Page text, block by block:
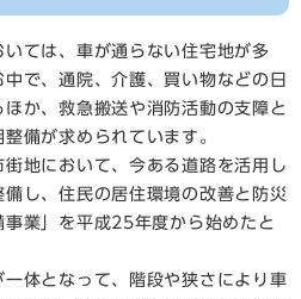
ては、車が通らない住宅地が多
で、通院、介護、買い物などの日
か、救急搬送や消防活動の支障と
備が求められています。
地において、今ある道路を活用し
し、住民の居住環境の改善と防災
業」を平成25年度から始めたと
体となって、階段や狭さにより車